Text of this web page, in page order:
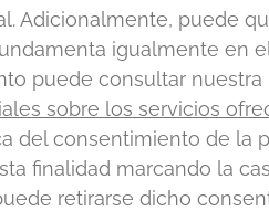
Adicionalmente, puede
igualmente en
puede consultar
sobre los servicios
del consentimiento de la
finalidad marcando la
retirarse dicho